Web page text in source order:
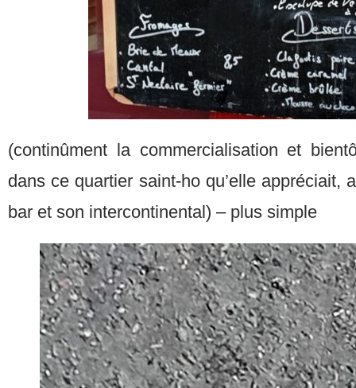
(continûment la commercialisation et
dans ce quartier saint-ho qu’elle appréciait,
bar et son intercontinental) – plus simple